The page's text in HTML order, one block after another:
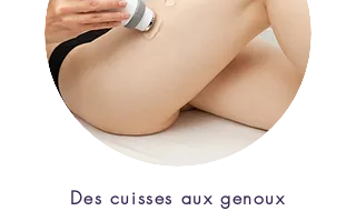
Des cuisses aux genoux